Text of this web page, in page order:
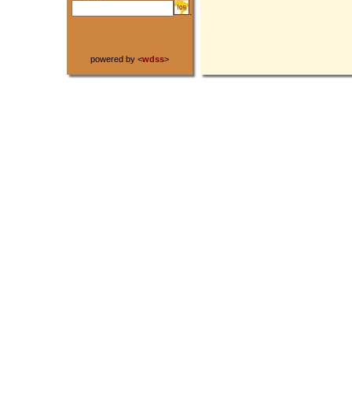
.
powered by <wdss>